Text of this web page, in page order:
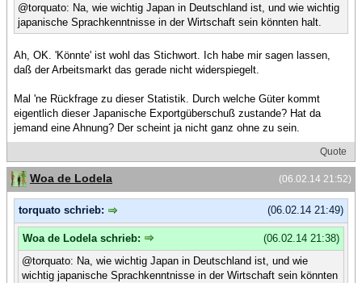
@torquato: Na, wie wichtig Japan in Deutschland ist, und wie wichtig
japanische Sprachkenntnisse in der Wirtschaft sein könnten halt.
Ah, OK. 'Könnte' ist wohl das Stichwort. Ich habe mir sagen lassen,
daß der Arbeitsmarkt das gerade nicht widerspiegelt.
Mal 'ne Rückfrage zu dieser Statistik. Durch welche Güter kommt
eigentlich dieser Japanische Exportgüberschuß zustande? Hat da
jemand eine Ahnung? Der scheint ja nicht ganz ohne zu sein.
Quote
(06.02.14 21:52)
Woa de Lodela
(06.02.14 21:49)
torquato schrieb:
(06.02.14 21:38)
Woa de Lodela schrieb:
@torquato: Na, wie wichtig Japan in Deutschland ist, und wie
wichtig japanische Sprachkenntnisse in der Wirtschaft sein könnten